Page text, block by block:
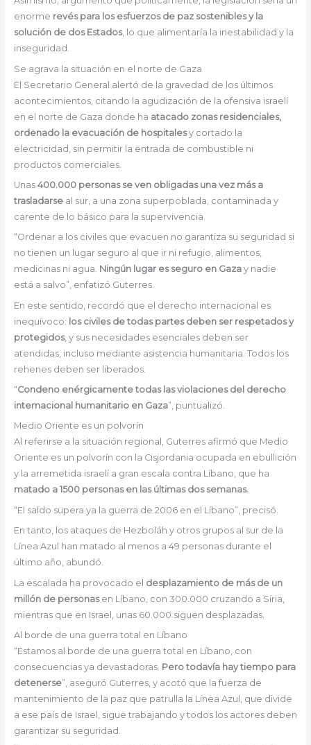
enorme revés para los esfuerzos de paz sostenibles y la
solución de dos Estados, lo que alimentaría la inestabilidad y la
inseguridad.
Se agrava la situación en el norte de Gaza
El Secretario General alertó de la gravedad de los últimos
acontecimientos, citando la agudización de la ofensiva israelí
en el norte de Gaza donde ha atacado zonas residenciales,
ordenado la evacuación de hospitalesy cortado la
electricidad, sin permitir la entrada de combustible ni
productos comerciales.
Unas 400.000 personas se ven obligadas una vez más a
trasladarseal sur, a una zona superpoblada, contaminada y
carente de lo básico para la supervivencia.
“Ordenar a los civiles que evacuen no garantiza su seguridad si
no tienen un lugar seguro al que ir ni refugio, alimentos,
medicinas ni agua. Ningún lugar es seguro en Gazay nadie
está a salvo”, enfatizó Guterres.
En este sentido, recordó que el derecho internacional es
inequívoco: los civiles de todas partes deben ser respetados y
protegidos, y sus necesidades esenciales deben ser
atendidas, incluso mediante asistencia humanitaria. Todos los
rehenes deben ser liberados.
“Condeno enérgicamente todas las violaciones del derecho
internacional humanitario en Gaza”, puntualizó.
Medio Oriente es un polvorín
Al referirse a la situación regional, Guterres afirmó que Medio
Oriente es un polvorín con la Cisjordania ocupada en ebullición
y la arremetida israelí a gran escala contra Líbano, que ha
matado a 1500 personas en las últimas dos semanas.
“El saldo supera ya la guerra de 2006 en el Líbano”, precisó.
En tanto, los ataques de Hezboláh y otros grupos al sur de la
Línea Azul han matado al menos a 49 personas durante el
último año, abundó.
La escalada ha provocado el desplazamiento de más de un
millón de personasen Líbano, con 300.000 cruzando a Siria,
mientras que en Israel, unas 60.000 siguen desplazadas.
Al borde de una guerra total en Líbano
“Estamos al borde de una guerra total en Líbano, con
consecuencias ya devastadoras. Pero todavía hay tiempo para
detenerse”, aseguró Guterres, y acotó que la fuerza de
mantenimiento de la paz que patrulla la Línea Azul, que divide
a ese país de Israel, sigue trabajando y todos los actores deben
garantizar su seguridad.